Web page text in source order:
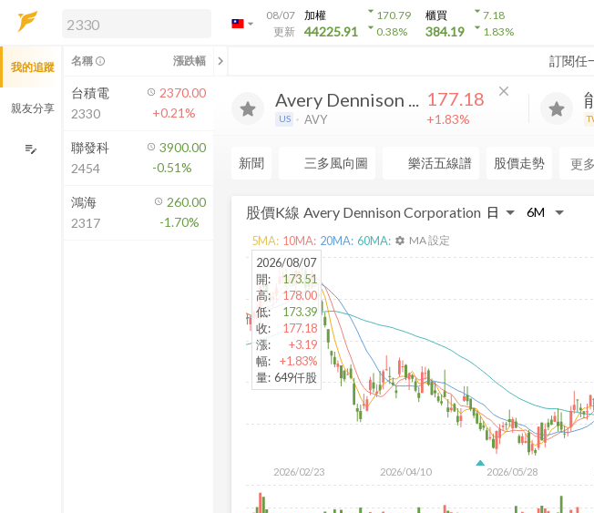
arrow_drop_down
08/07
更新
加權
44225.91
arrow_drop_down170.79
arrow_drop_down0.38%
櫃買
384.19
arrow_drop_down7.18
arrow_drop_down1.83%
訂閱任
解鎖即時行情及進階功能
方案」，即可解鎖以下功能：
即時行情
即時市況與排行
成交金額熱力圖
前往方案訂閱
如何綁定合作券商
Avery Dennison ...
US AVY
177.18
+1.83%
close
新聞 三多風向圖 樂活五線譜 股價走勢
股價K線 Avery Dennison Corporation
2026/02/23 2026/04/10 2026/05/28
2026/08/07
開:
173.51
高:
178.00
低:
173.39
收:
177.18
漲:
+3.19
幅:
+1.83%
量: 649仟股
5MA: 10MA: 20MA: 60MA: settings MA 設定
我的追蹤
親友分享
edit_note
名稱 info_outline 漲跌幅 chevron_left
台積電
2330
2370.00
+0.21%
聯發科
2454
3900.00
-0.51%
鴻海
2317
260.00
-1.70%